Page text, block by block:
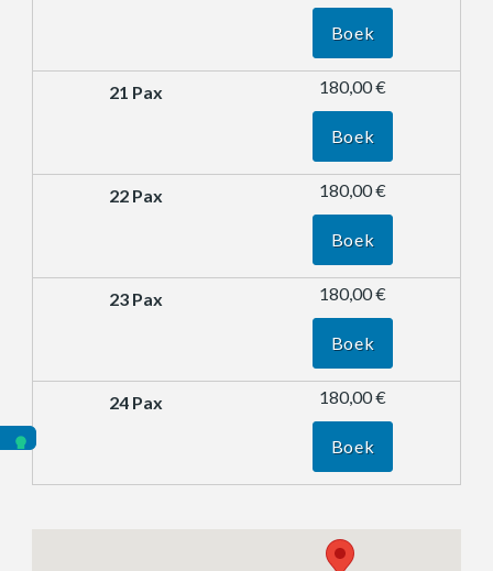
Boek
180,00 €
Boek
180,00 €
Boek
180,00 €
Boek
180,00 €
Boek